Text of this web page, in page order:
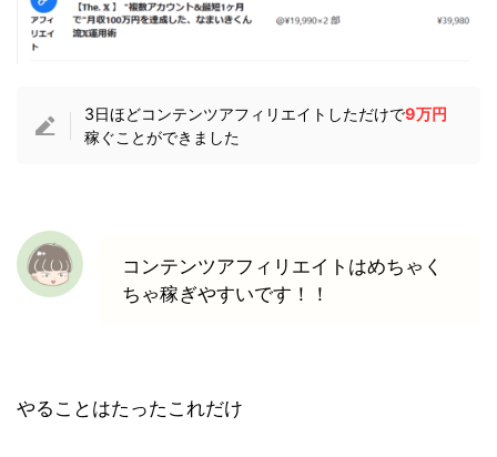
3日ほどコンテンツアフィリエイトしただけで9万円
稼ぐことができました
コンテンツアフィリエイトはめちゃく
ちゃ稼ぎやすいです！！
やることはたったこれだけ